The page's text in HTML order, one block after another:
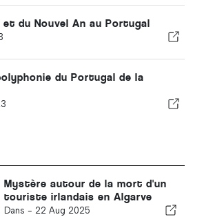
du Nouvel An au Portugal
du Portugal de la
Mystère autour de la mort d'un
touriste irlandais en Algarve
Dans - 22 Aug 2025